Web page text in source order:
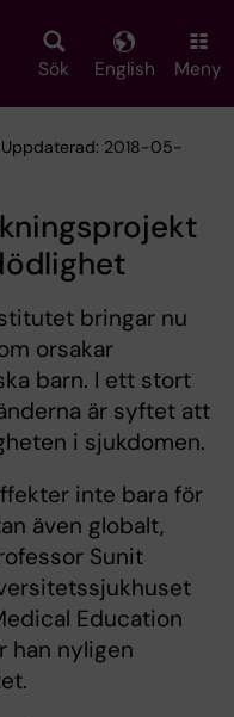
Sök English Meny
2018-05-
bringar nu
orsakar
barn. I ett stort
är syftet att
i sjukdomen.
inte bara för
även globalt,
Sunit
Education
han nyligen